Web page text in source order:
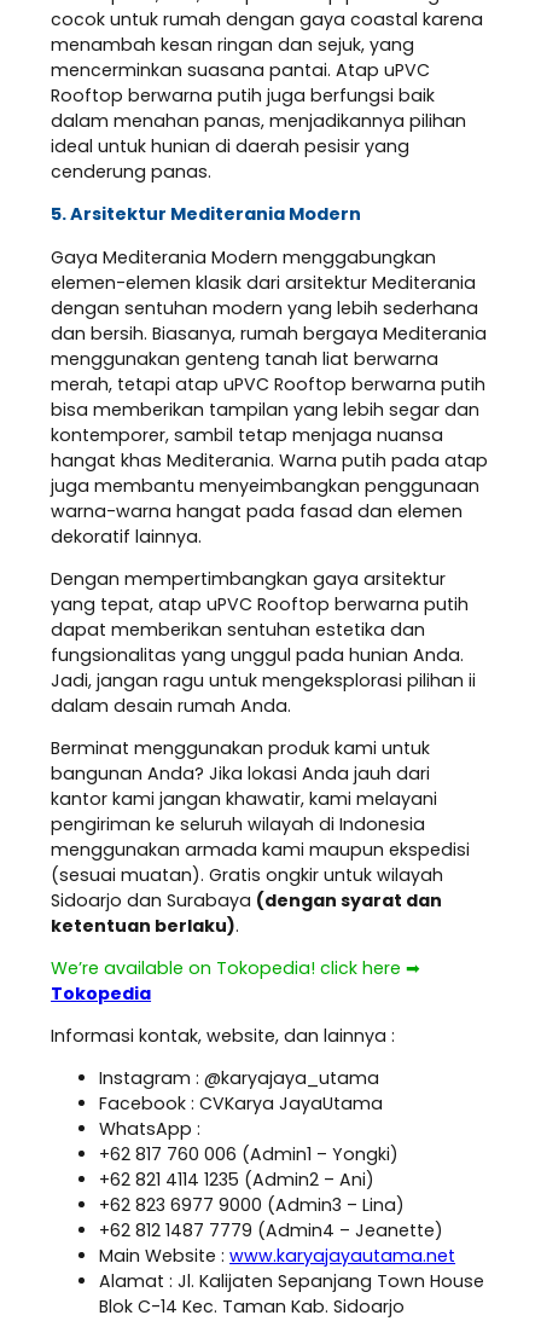
cocok untuk rumah dengan gaya coastal karena
menambah kesan ringan dan sejuk, yang
mencerminkan suasana pantai. Atap uPVC
Rooftop berwarna putih juga berfungsi baik
dalam menahan panas, menjadikannya pilihan
ideal untuk hunian di daerah pesisir yang
cenderung panas.
5. Arsitektur Mediterania Modern
Gaya Mediterania Modern menggabungkan
elemen-elemen klasik dari arsitektur Mediterania
dengan sentuhan modern yang lebih sederhana
dan bersih. Biasanya, rumah bergaya Mediterania
menggunakan genteng tanah liat berwarna
merah, tetapi atap uPVC Rooftop berwarna putih
bisa memberikan tampilan yang lebih segar dan
kontemporer, sambil tetap menjaga nuansa
hangat khas Mediterania. Warna putih pada atap
juga membantu menyeimbangkan penggunaan
warna-warna hangat pada fasad dan elemen
dekoratif lainnya.
Dengan mempertimbangkan gaya arsitektur
yang tepat, atap uPVC Rooftop berwarna putih
dapat memberikan sentuhan estetika dan
fungsionalitas yang unggul pada hunian Anda.
Jadi, jangan ragu untuk mengeksplorasi pilihan ii
dalam desain rumah Anda.
Berminat menggunakan produk kami untuk
bangunan Anda? Jika lokasi Anda jauh dari
kantor kami jangan khawatir, kami melayani
pengiriman ke seluruh wilayah di Indonesia
menggunakan armada kami maupun ekspedisi
(sesuai muatan). Gratis ongkir untuk wilayah
Sidoarjo dan Surabaya (dengan syarat dan
ketentuan berlaku).
We’re available on Tokopedia! click here ➡
Tokopedia
Informasi kontak, website, dan lainnya :
Instagram : @karyajaya_utama
Facebook : CVKarya JayaUtama
WhatsApp :
+62 817 760 006 (Admin1 – Yongki)
+62 821 4114 1235 (Admin2 – Ani)
+62 823 6977 9000 (Admin3 – Lina)
+62 812 1487 7779 (Admin4 – Jeanette)
Main Website :www.karyajayautama.net
Alamat : Jl. Kalijaten Sepanjang Town House
Blok C-14 Kec. Taman Kab. Sidoarjo